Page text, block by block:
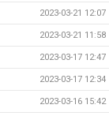
2023-03-21 12:07
2023-03-21 11:58
2023-03-17 12:47
2023-03-17 12:34
2023-03-16 15:42